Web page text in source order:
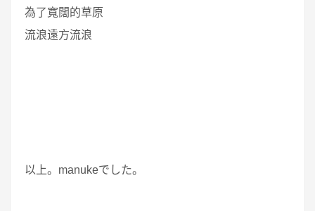
為了寬闊的草原
流浪遠方流浪
以上。manukeでした。